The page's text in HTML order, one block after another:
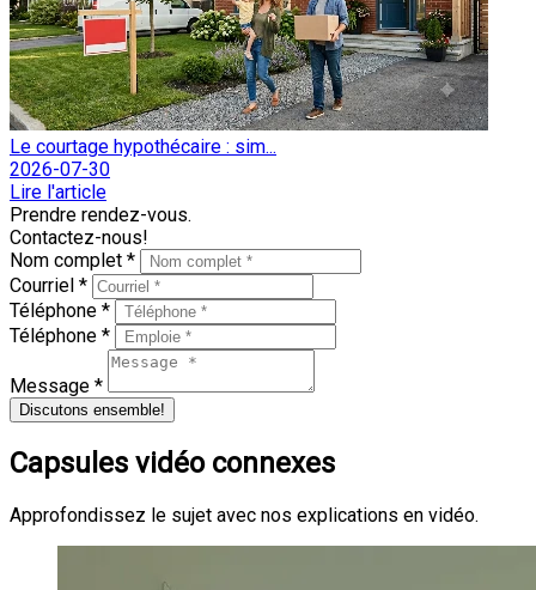
Le courtage hypothécaire : sim...
2026-07-30
Lire l'article
Prendre rendez-vous.
Contactez-nous!
Nom complet *
Courriel *
Téléphone *
Téléphone *
Message *
Discutons ensemble!
Capsules vidéo connexes
Approfondissez le sujet avec nos explications en vidéo.